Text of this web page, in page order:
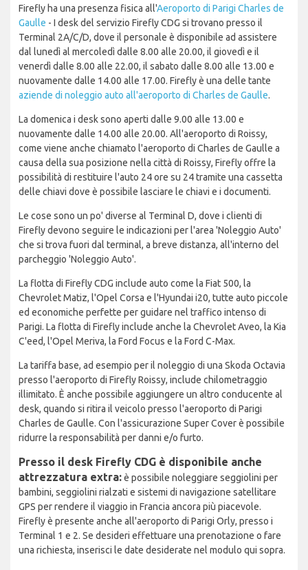
Firefly ha una presenza fisica all'Aeroporto di Parigi Charles de
Gaulle - I desk del servizio Firefly CDG si trovano presso il
Terminal 2A/C/D, dove il personale è disponibile ad assistere
dal lunedì al mercoledì dalle 8.00 alle 20.00, il giovedì e il
venerdì dalle 8.00 alle 22.00, il sabato dalle 8.00 alle 13.00 e
nuovamente dalle 14.00 alle 17.00. Firefly è una delle tante
aziende di noleggio auto all'aeroporto di Charles de Gaulle.
La domenica i desk sono aperti dalle 9.00 alle 13.00 e
nuovamente dalle 14.00 alle 20.00. All'aeroporto di Roissy,
come viene anche chiamato l'aeroporto di Charles de Gaulle a
causa della sua posizione nella città di Roissy, Firefly offre la
possibilità di restituire l'auto 24 ore su 24 tramite una cassetta
delle chiavi dove è possibile lasciare le chiavi e i documenti.
Le cose sono un po' diverse al Terminal D, dove i clienti di
Firefly devono seguire le indicazioni per l'area 'Noleggio Auto'
che si trova fuori dal terminal, a breve distanza, all'interno del
parcheggio 'Noleggio Auto'.
La flotta di Firefly CDG include auto come la Fiat 500, la
Chevrolet Matiz, l'Opel Corsa e l'Hyundai i20, tutte auto piccole
ed economiche perfette per guidare nel traffico intenso di
Parigi. La flotta di Firefly include anche la Chevrolet Aveo, la Kia
C'eed, l'Opel Meriva, la Ford Focus e la Ford C-Max.
La tariffa base, ad esempio per il noleggio di una Skoda Octavia
presso l'aeroporto di Firefly Roissy, include chilometraggio
illimitato. È anche possibile aggiungere un altro conducente al
desk, quando si ritira il veicolo presso l'aeroporto di Parigi
Charles de Gaulle. Con l'assicurazione Super Cover è possibile
ridurre la responsabilità per danni e/o furto.
Presso il desk Firefly CDG è disponibile anche
attrezzatura extra:è possibile noleggiare seggiolini per
bambini, seggiolini rialzati e sistemi di navigazione satellitare
GPS per rendere il viaggio in Francia ancora più piacevole.
Firefly è presente anche all'aeroporto di Parigi Orly, presso i
Terminal 1 e 2. Se desideri effettuare una prenotazione o fare
una richiesta, inserisci le date desiderate nel modulo qui sopra.